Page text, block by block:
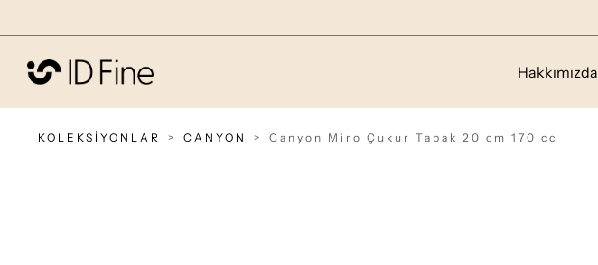
Hakkımızda
KOLEKSİYONLAR CANYON Canyon Miro Çukur Tabak 20 cm 170 cc